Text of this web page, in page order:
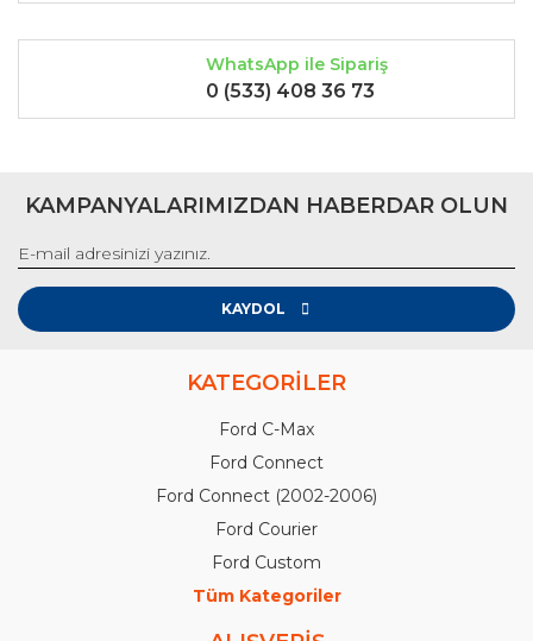
WhatsApp ile Sipariş
0 (533) 408 36 73
KAMPANYALARIMIZDAN HABERDAR OLUN
KAYDOL
KATEGORİLER
Ford C-Max
Ford Connect
Ford Connect (2002-2006)
Ford Courier
Ford Custom
Tüm Kategoriler